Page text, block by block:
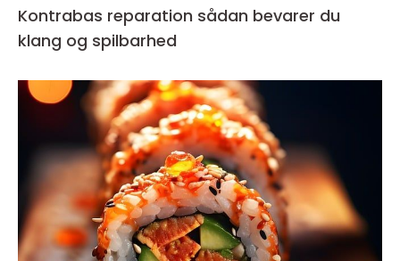
Kontrabas reparation sådan bevarer du
klang og spilbarhed